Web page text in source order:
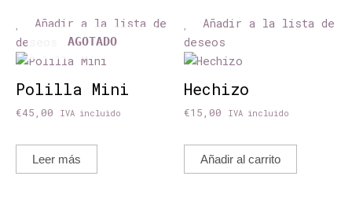
Añadir a la lista de
deseos
AGOTADO
Polilla Mini
€45,00 IVA incluido
Leer más
Añadir a la lista de
deseos
Hechizo
€15,00 IVA incluido
Añadir al carrito